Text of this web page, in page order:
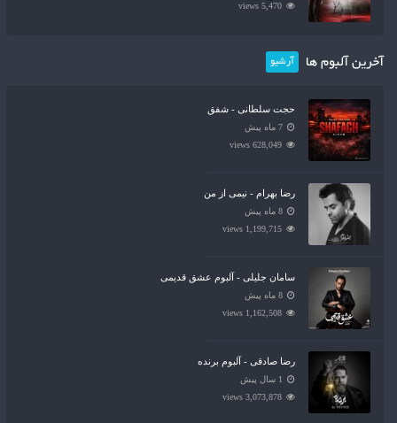
5,470 views
آخرین آلبوم ها آرشیو
حجت سلطانی - شفق
7 ماه پیش
628,049 views
رضا بهرام - نیمی از من
8 ماه پیش
1,199,715 views
سامان جلیلی - آلبوم عشق قدیمی
8 ماه پیش
1,162,508 views
رضا صادقی - آلبوم برنده
1 سال پیش
3,073,878 views